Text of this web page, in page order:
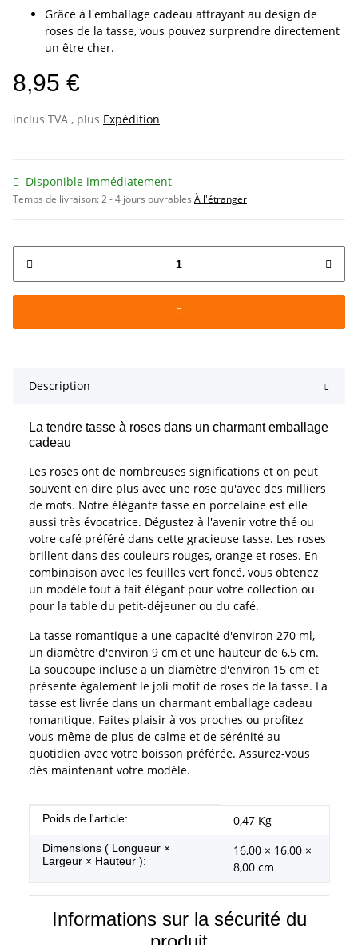
Grâce à l'emballage cadeau attrayant au design de
roses de la tasse, vous pouvez surprendre directement
un être cher.
8,95 €
inclus TVA , plus Expédition
Disponible immédiatement
Temps de livraison:2 - 4 jours ouvrables À l'étranger
Description
La tendre tasse à roses dans un charmant emballage
cadeau
Les roses ont de nombreuses significations et on peut
souvent en dire plus avec une rose qu'avec des milliers
de mots. Notre élégante tasse en porcelaine est elle
aussi très évocatrice. Dégustez à l'avenir votre thé ou
votre café préféré dans cette gracieuse tasse. Les roses
brillent dans des couleurs rouges, orange et roses. En
combinaison avec les feuilles vert foncé, vous obtenez
un modèle tout à fait élégant pour votre collection ou
pour la table du petit-déjeuner ou du café.
La tasse romantique a une capacité d'environ 270 ml,
un diamètre d'environ 9 cm et une hauteur de 6,5 cm.
La soucoupe incluse a un diamètre d'environ 15 cm et
présente également le joli motif de roses de la tasse. La
tasse est livrée dans un charmant emballage cadeau
romantique. Faites plaisir à vos proches ou profitez
vous-même de plus de calme et de sérénité au
quotidien avec votre boisson préférée. Assurez-vous
dès maintenant votre modèle.
#productDetails.itemInformation#
#productDetails.itemValue#
Poids de l'article: 0,47 Kg
Dimensions ( Longueur ×
Largeur × Hauteur ):
16,00 × 16,00 ×
8,00 cm
Informations sur la sécurité du